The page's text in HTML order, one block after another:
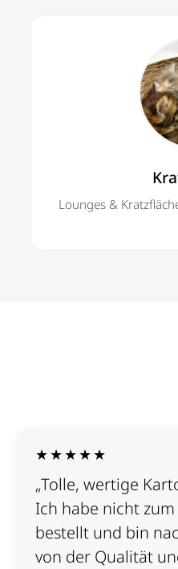
Lounges &
★★★★★
„Tolle, wertige
Ich habe nicht
bestellt und bin
von der Qualität